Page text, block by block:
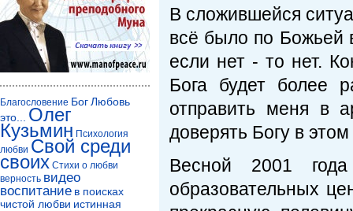
В сложившейся
всё было по Божьей
если нет - то нет.
Бога будет более
отправить меня в
доверять Богу в
Весной 2001
образовательных
Благословение БогЛюбовь
это...
Олег
Кузьмин Психология
любви Свой среди
своих Стихи о любви
верность видео
воспитание в поисках
чистой любви истинная